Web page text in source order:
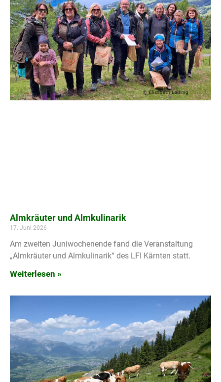
Almkräuter und Almkulinarik
17. Juni 2026
Am zweiten Juniwochenende fand die Veranstaltung
„Almkräuter und Almkulinarik“ des LFI Kärnten statt.
Weiterlesen »